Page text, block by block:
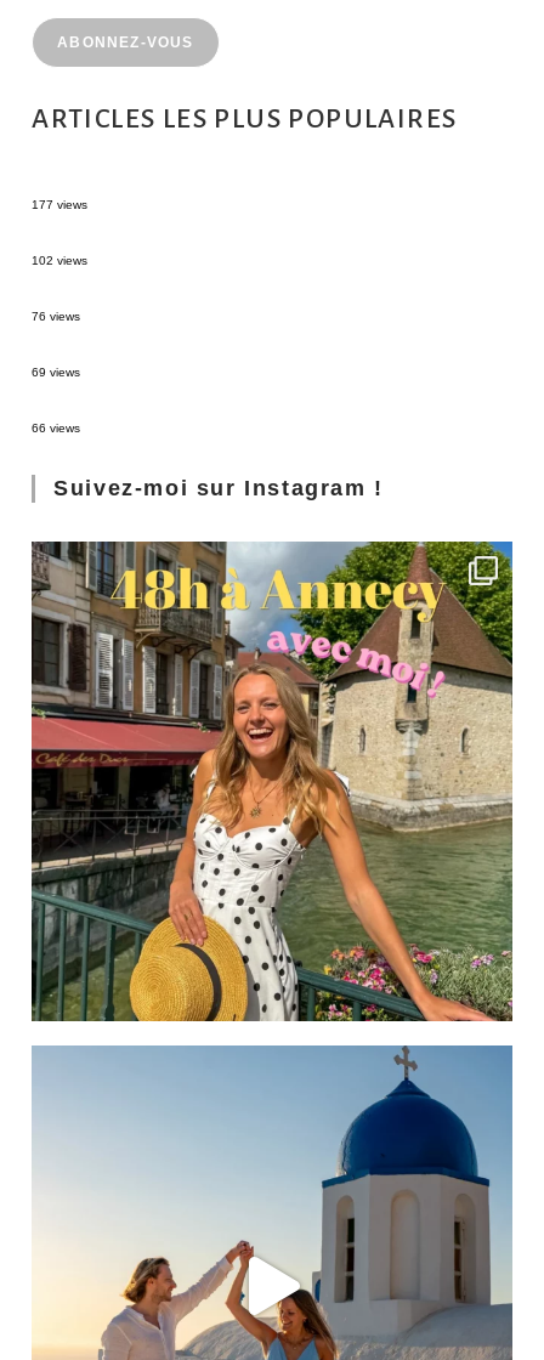
ABONNEZ-VOUS
ARTICLES LES PLUS POPULAIRES
177 views
102 views
76 views
69 views
66 views
Suivez-moi sur Instagram !